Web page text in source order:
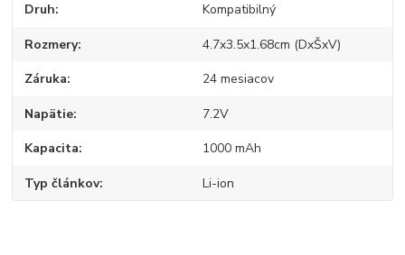
Druh Kompatibilný
Rozmery 4.7x3.5x1.68cm (DxŠxV)
Záruka 24 mesiacov
Napätie 7.2V
Kapacita 1000 mAh
Typ článkov Li-ion